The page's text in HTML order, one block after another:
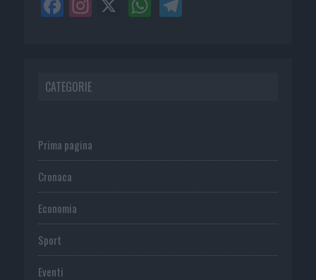
CATEGORIE
Prima pagina
Cronaca
Economia
Sport
Eventi